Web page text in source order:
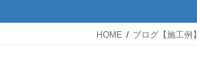
HOME ブログ【施工例】